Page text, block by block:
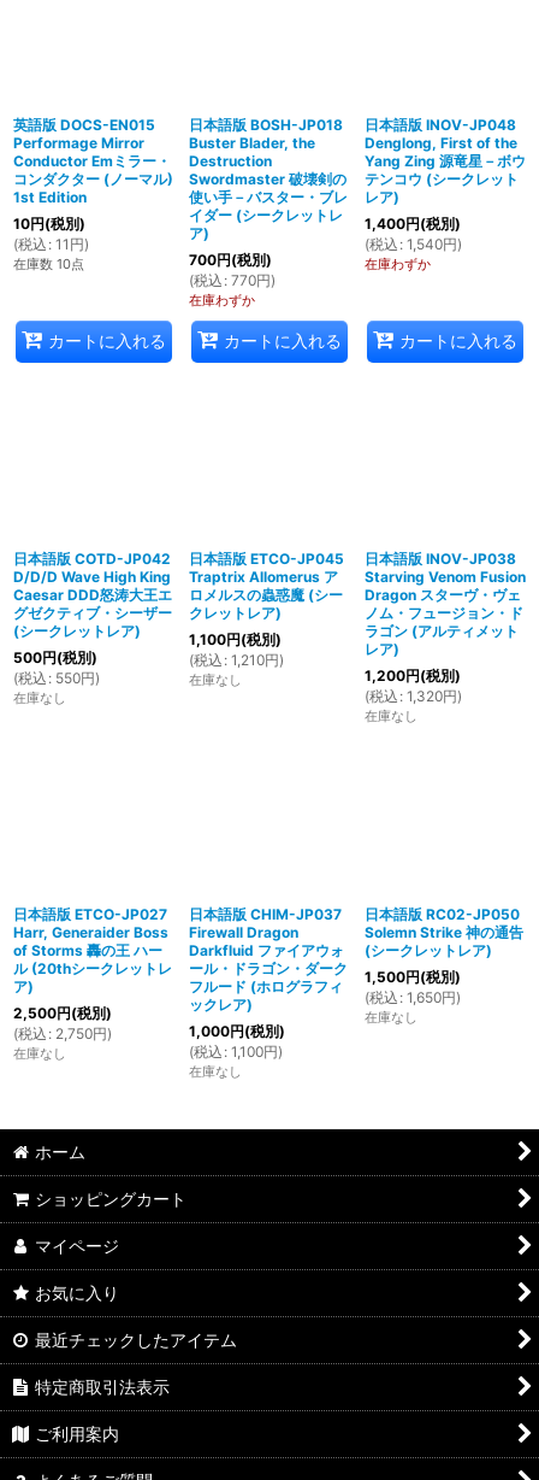
英語版 DOCS-EN015
Performage Mirror
Conductor Emミラー・
コンダクター (ノーマル)
1st Edition
10円(税別)
(税込 : 11 円)
在庫数 10点
カートに入れる
日本語版 BOSH-JP018
Buster Blader, the
Destruction
Swordmaster 破壊剣の
使い手－バスター・ブレ
イダー (シークレットレ
ア)
700円(税別)
(税込 : 770円)
在庫わずか
カートに入れる
日本語版 INOV-JP048
Denglong, First of the
Yang Zing 源竜星－ボウ
テンコウ (シークレット
レア)
1,400円(税別)
(税込 : 1,540円)
在庫わずか
カートに入れる
日本語版 COTD-JP042
D/D/D Wave High King
Caesar DDD怒涛大王エ
グゼクティブ・シーザー
(シークレットレア)
500円(税別)
(税込 : 550円)
在庫なし
日本語版 ETCO-JP045
Traptrix Allomerus ア
ロメルスの蟲惑魔 (シー
クレットレア)
1,100円(税別)
(税込 : 1,210円)
在庫なし
日本語版 INOV-JP038
Starving Venom Fusion
Dragon スターヴ・ヴェ
ノム・フュージョン・ド
ラゴン (アルティメット
レア)
1,200円(税別)
(税込 : 1,320円)
在庫なし
日本語版 ETCO-JP027
Harr, Generaider Boss
of Storms 轟の王 ハー
ル (20thシークレットレ
ア)
2,500円(税別)
(税込 : 2,750円)
在庫なし
日本語版 CHIM-JP037
Firewall Dragon
Darkfluid ファイアウォ
ール・ドラゴン・ダーク
フルード (ホログラフィ
ックレア)
1,000円(税別)
(税込 : 1,100円)
在庫なし
日本語版 RC02-JP050
Solemn Strike 神の通告
(シークレットレア)
1,500円(税別)
(税込 : 1,650円)
在庫なし
ホーム
ショッピングカート
マイページ
お気に入り
最近チェックしたアイテム
特定商取引法表示
ご利用案内